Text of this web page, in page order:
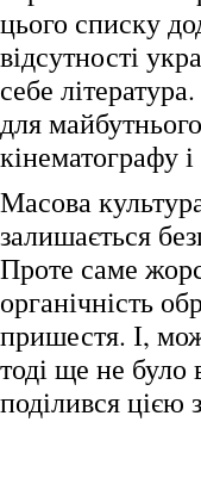
цього списку
відсутності
себе
для
кінематографу
Масова
залишається
Проте саме
органічність
пришестя. І,
тоді ще не було
поділився цією